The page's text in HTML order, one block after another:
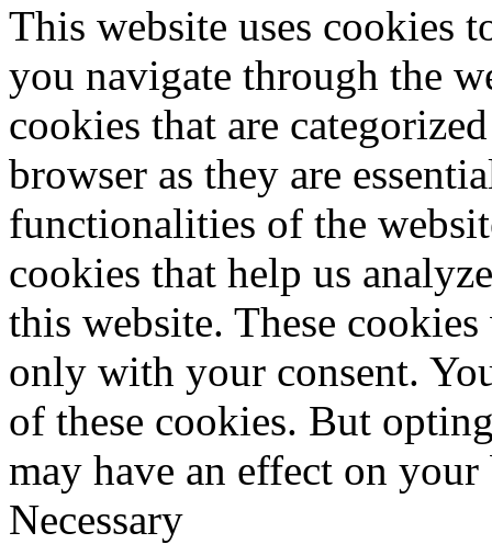
This website uses cookies
you navigate through the
cookies that are
browser as they are
functionalities of the
cookies that help us
this website. These
only with your consent.
of these cookies. But
may have an effect on
Necessary